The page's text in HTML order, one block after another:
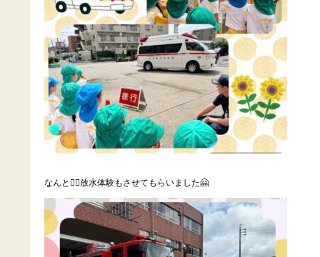
なんと☝🏻放水体験もさせてもらいました🤗